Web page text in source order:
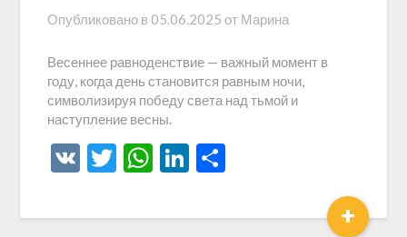
Опубликовано в 05.06.2025 от Марина
Весеннее равноденствие — важный момент в
году, когда день становится равным ночи,
символизируя победу света над тьмой и
наступление весны.
VK Twitter
WhatsApp
LinkedIn
+